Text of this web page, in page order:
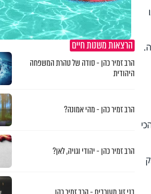
הרצאות משנות חיים
הרב זמיר כהן - סודה של טהרת המשפחה
היהודית
הרב זמיר כהן - מהי אמונה?
הרב זמיר כהן - יהודי וגויה, לאן?